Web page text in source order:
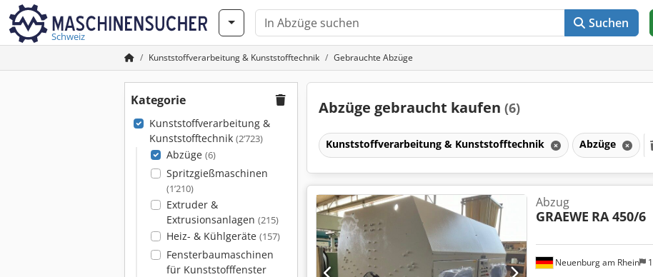
Schweiz
Suchen
Kunststoffverarbeitung & Kunststofftechnik Gebrauchte Abzüge
Kategorie
Kunststoffverarbeitung &
Kunststofftechnik (2’723)
Abzüge (6)
Spritzgießmaschinen
(1’210)
Extruder &
Extrusionsanlagen (215)
Heiz- & Kühlgeräte (157)
Fensterbaumaschinen
für Kunststofffenster
Abzüge gebraucht kaufen (6)
Kunststoffverarbeitung & Kunststofftechnik Abzüge
Neuenburg am Rhein
Abzug
GRAEWE RA 450/6